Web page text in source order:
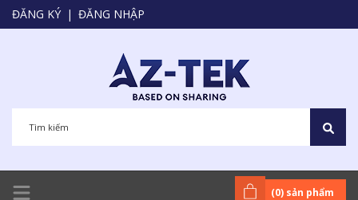
ĐĂNG KÝ | ĐĂNG NHẬP
(0) sản phẩm